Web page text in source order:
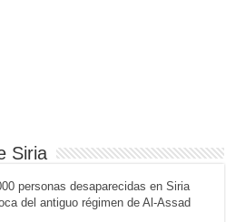
Siria
personas desaparecidas en Siria
del antiguo régimen de Al-Assad